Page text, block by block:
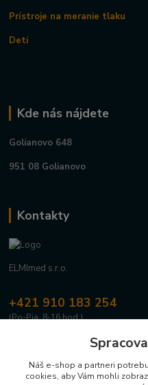
Prístroje na meranie tlaku
Deti
Kde nás nájdete
Golianovo 648
951 08 Golianovo
Kontakty
ELMImed s.r.o.
+421 910 183 254
(Po-Pia, 8-16 hod.)
info@elmimed.sk
Náš e-shop a partneri
cookies, aby Vám mohli